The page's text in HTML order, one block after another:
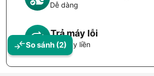
So sánh (2)
Dễ dàng
Trả máy lỗi
Đổi máy liền